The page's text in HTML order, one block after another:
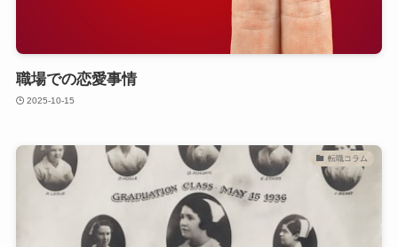
職場での恋愛事情
2025-10-15
転職コラム